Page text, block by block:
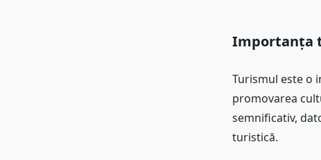
Importanța
Turismul este o
promovarea
semnificativ,
turistică.